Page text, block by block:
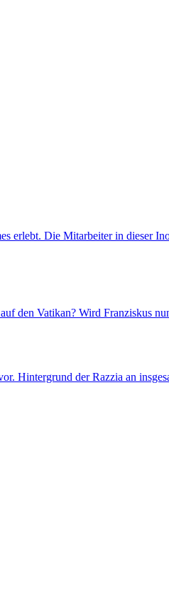
erlebt. Die Mitarbeiter in dieser
den Vatikan? Wird Franziskus
Hintergrund der Razzia an